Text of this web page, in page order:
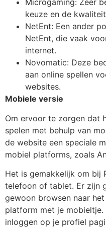
Microgaming: Zeer
keuze en de
NetEnt: Een ander
NetEnt, die vaak
internet.
Novomatic: Deze
aan online spellen
websites.
Mobiele versie
Om ervoor te zorgen dat
spelen met behulp van
de website een speciale
mobiel platforms, zoals
Het is gemakkelijk om bij
telefoon of tablet. Er zijn
gewoon browsen naar
platform met je
inloggen op je profiel